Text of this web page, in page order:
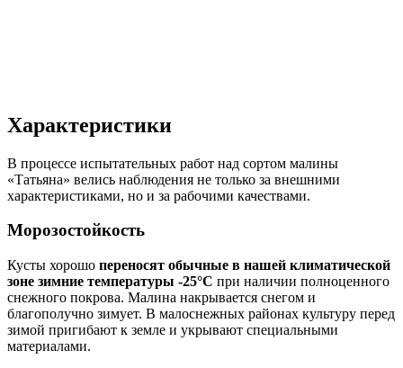
Характеристики
В процессе испытательных работ над сортом малины
«Татьяна» велись наблюдения не только за внешними
характеристиками, но и за рабочими качествами.
Морозостойкость
Кусты хорошо переносят обычные в нашей климатической
зоне зимние температуры -25°С при наличии полноценного
снежного покрова. Малина накрывается снегом и
благополучно зимует. В малоснежных районах культуру перед
зимой пригибают к земле и укрывают специальными
материалами.